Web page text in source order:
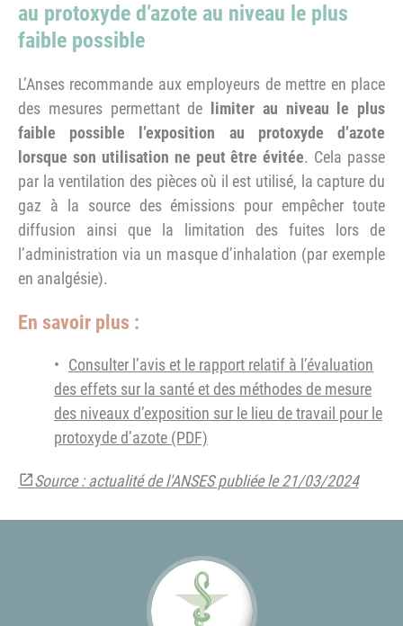
au protoxyde d’azote au niveau le plus
faible possible
L’Anses recommande aux employeurs de mettre en place
des mesures permettant de limiter au niveau le plus
faible possible l’exposition au protoxyde d’azote
lorsque son utilisation ne peut être évitée. Cela passe
par la ventilation des pièces où il est utilisé, la capture du
gaz à la source des émissions pour empêcher toute
diffusion ainsi que la limitation des fuites lors de
l’administration via un masque d’inhalation (par exemple
en analgésie).
En savoir plus :
Consulter l’avis et le rapport relatif à l’évaluation
des effets sur la santé et des méthodes de mesure
des niveaux d’exposition sur le lieu de travail pour le
protoxyde d’azote (PDF)
Source : actualité de l'ANSES publiée le 21/03/2024